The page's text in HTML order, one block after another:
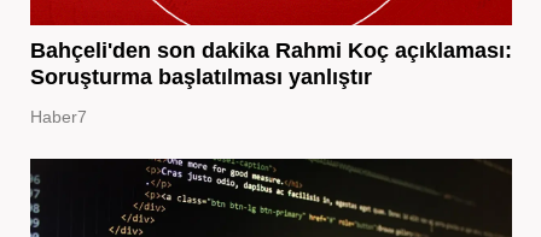
Bahçeli'den son dakika Rahmi Koç açıklaması:
Soruşturma başlatılması yanlıştır
Haber7